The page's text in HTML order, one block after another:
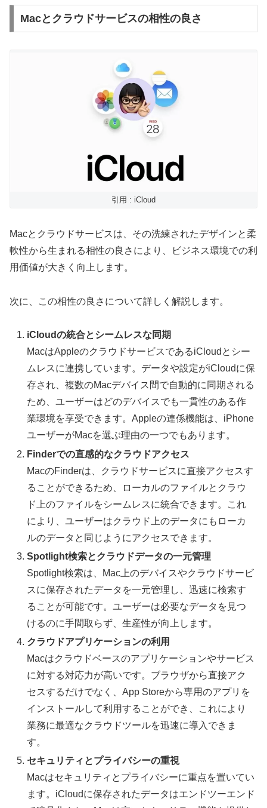
Macとクラウドサービスの相性の良さ
引用 : iCloud
Macとクラウドサービスは、その洗練されたデザインと柔
軟性から生まれる相性の良さにより、ビジネス環境での利
用価値が大きく向上します。
次に、この相性の良さについて詳しく解説します。
iCloudの統合とシームレスな同期
MacはAppleのクラウドサービスであるiCloudとシー
ムレスに連携しています。データや設定がiCloudに保
存され、複数のMacデバイス間で自動的に同期される
ため、ユーザーはどのデバイスでも一貫性のある作
業環境を享受できます。Appleの連係機能は、iPhone
ユーザーがMacを選ぶ理由の一つでもあります。
Finderでの直感的なクラウドアクセス
MacのFinderは、クラウドサービスに直接アクセスす
ることができるため、ローカルのファイルとクラウ
ド上のファイルをシームレスに統合できます。これ
により、ユーザーはクラウド上のデータにもローカ
ルのデータと同じようにアクセスできます。
Spotlight検索とクラウドデータの一元管理
Spotlight検索は、Mac上のデバイスやクラウドサービ
スに保存されたデータを一元管理し、迅速に検索す
ることが可能です。ユーザーは必要なデータを見つ
けるのに手間取らず、生産性が向上します。
クラウドアプリケーションの利用
Macはクラウドベースのアプリケーションやサービス
に対する対応力が高いです。ブラウザから直接アク
セスするだけでなく、App Storeから専用のアプリを
インストールして利用することができ、これにより
業務に最適なクラウドツールを迅速に導入できま
す。
セキュリティとプライバシーの重視
Macはセキュリティとプライバシーに重点を置いてい
ます。iCloudに保存されたデータはエンドツーエンド